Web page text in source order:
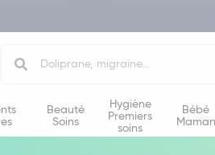
Beauté
Soins
Hygiène
Premiers
soins
Bébé
Maman